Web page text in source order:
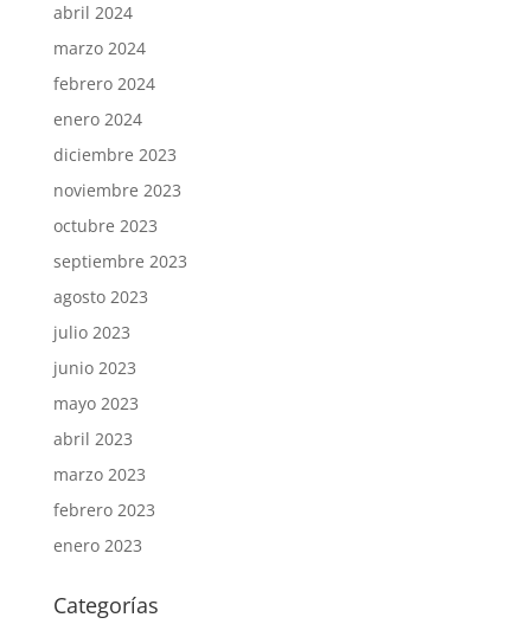
abril 2024
marzo 2024
febrero 2024
enero 2024
diciembre 2023
noviembre 2023
octubre 2023
septiembre 2023
agosto 2023
julio 2023
junio 2023
mayo 2023
abril 2023
marzo 2023
febrero 2023
enero 2023
Categorías